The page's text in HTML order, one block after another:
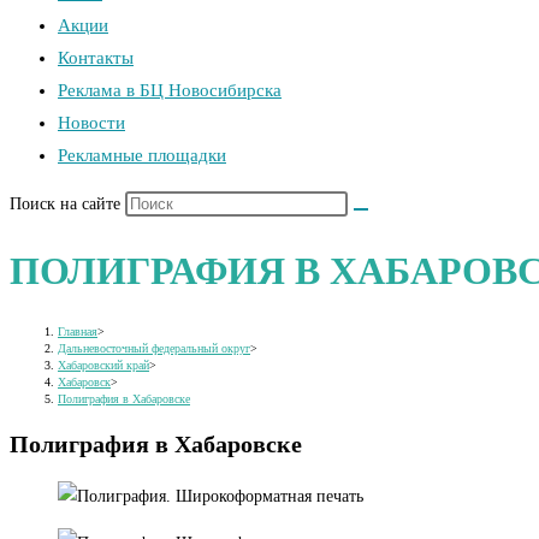
Акции
Контакты
Реклама в БЦ Новосибирска
Новости
Рекламные площадки
Поиск на сайте
ПОЛИГРАФИЯ В
Главная>
Дальневосточный федеральный округ>
Хабаровский край>
Хабаровск>
Полиграфия в Хабаровске
Полиграфия в Хабаровске